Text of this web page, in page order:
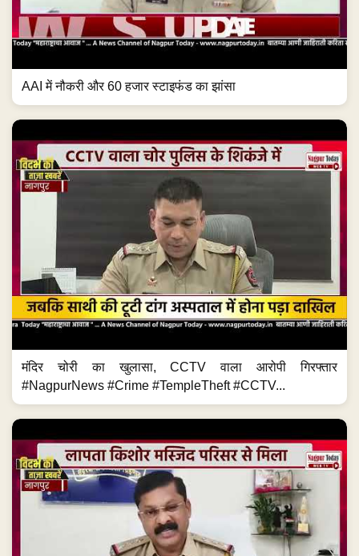
AAI में नौकरी और 60 हजार स्टाइफंड का झांसा
मंदिर चोरी का खुलासा, CCTV वाला आरोपी गिरफ्तार
#NagpurNews #Crime #TempleTheft #CCTV...